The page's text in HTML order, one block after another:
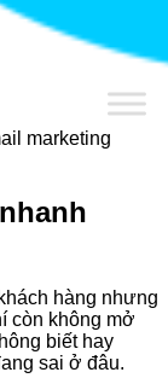
marketing
hàng nhưng
còn không mở
biết hay
sai ở đâu.